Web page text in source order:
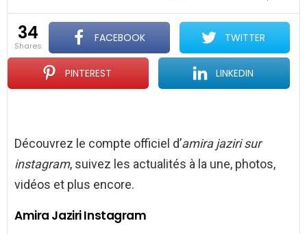
34
shares
FACEBOOK TWITTER
PINTEREST LINKEDIN
Découvrez le compte officiel d’amira jaziri sur
instagram, suivez les actualités à la une, photos,
vidéos et plus encore.
Amira Jaziri Instagram